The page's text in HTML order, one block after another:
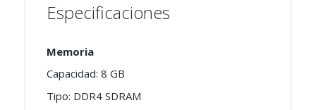
Especificaciones
Memoria
Capacidad: 8 GB
Tipo: DDR4 SDRAM